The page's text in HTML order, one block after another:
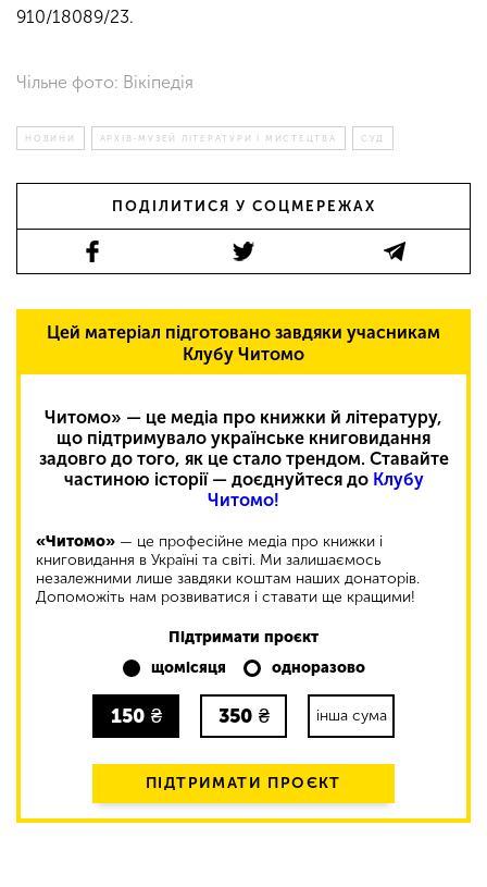
910/18089/23.
Чільне фото: Вікіпедія
НОВИНИ АРХІВ-МУЗЕЙ ЛІТЕРАТУРИ І МИСТЕЦТВА СУД
ПОДІЛИТИСЯ У СОЦМЕРЕЖАХ
Цей матеріал підготовано завдяки учасникам
Клубу Читомо
Читомо» — це медіа про книжки й літературу,
що підтримувало українське книговидання
задовго до того, як це стало трендом. Ставайте
частиною історії — доєднуйтеся до Клубу
Читомо!
«Читомо» — це професійне медіа про книжки і
книговидання в Україні та світі. Ми залишаємось
незалежними лише завдяки коштам наших донаторів.
Допоможіть нам розвиватися і ставати ще кращими!
Підтримати проєкт
щомісяця
одноразово
150 ₴ 350 ₴ інша сума
ПІДТРИМАТИ ПРОЄКТ